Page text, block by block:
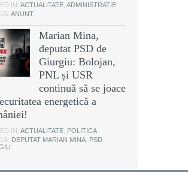
IN: ACTUALITATE ADMINISTRATIE
ANUNT
Marian Mina,
deputat PSD de
Giurgiu: Bolojan,
PNL și USR
continuă să se joace
energetică a
IN: ACTUALITATE POLITICA
DEPUTAT MARIAN MINA PSD